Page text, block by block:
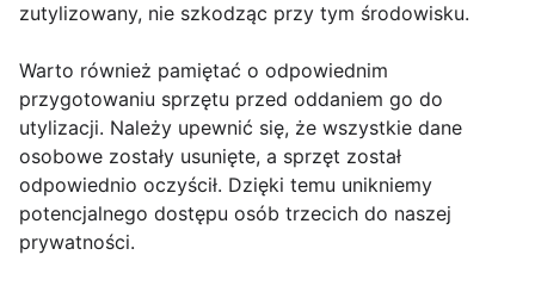
zutylizowany, nie szkodząc przy tym środowisku.
Warto również pamiętać o odpowiednim
przygotowaniu sprzętu przed oddaniem go do
utylizacji. Należy upewnić się, że wszystkie dane
osobowe zostały usunięte, a sprzęt został
odpowiednio oczyścił. Dzięki temu unikniemy
potencjalnego dostępu osób trzecich do naszej
prywatności.